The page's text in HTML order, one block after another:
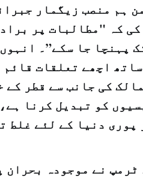
ہم منصب زیگمار
کہ "مطالبات پر
پہنچا جا سکے”۔
اچھے تعلقات
کی جانب سے قطر کے
کو تبدیل کرنا
پوری دنیا کے لئے غلط
نے موجودہ بحران